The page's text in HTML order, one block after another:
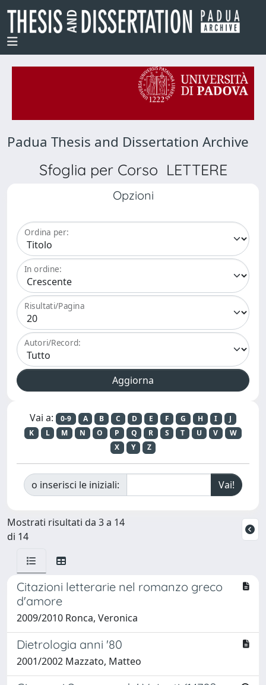
Padua Thesis and Dissertation Archive
Sfoglia per Corso LETTERE
Opzioni
Ordina per:
In ordine:
Risultati/Pagina
Autori/Record:
Vai a: 0-9 A B C D E F G H I
J
K
L M N O P Q R S T U V
W
X
Y Z
o inserisci le iniziali:
Mostrati risultati da 3 a 14
di 14
Citazioni letterarie nel romanzo greco
d'amore
2009/2010 Ronca, Veronica
Dietrologia anni '80
2001/2002 Mazzato, Matteo